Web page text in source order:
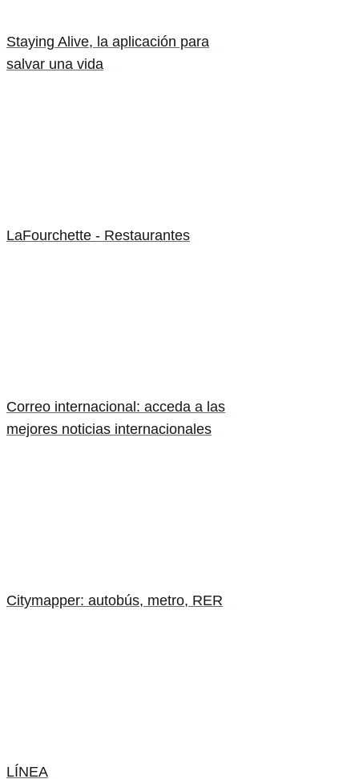
Staying Alive, la aplicación para
salvar una vida
LaFourchette - Restaurantes
Correo internacional: acceda a las
mejores noticias internacionales
Citymapper: autobús, metro, RER
LÍNEA